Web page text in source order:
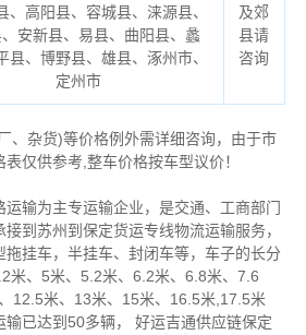
、高阳县、容城县、涞源县、
安新县、易县、曲阳县、蠡
县、博野县、雄县、涿州市、
定州市
及郊
县请
咨询
、杂货)等价格例外需详细咨询，由于市
仅供参考,整车价格按车型议价！
输为主专运输企业，是交通、工商部门
到苏州到保定货运专线物流运输服务，
挂车，半挂车、封闭车等，车子的长分
米、5米、5.2米、6.2米、6.8米、7.6
12.5米、13米、15米、16.5米,17.5米
已达到50多辆， 好运吉通供应链保定